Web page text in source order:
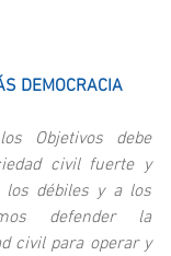
DEMOCRACIA
Objetivos debe
civil fuerte y
débiles y a los
defender la
civil para operar y